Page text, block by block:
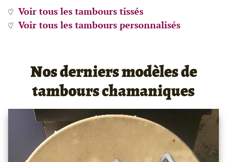
Voir tous les tambours tissés
Voir tous les tambours personnalisés
Nos derniers modèles de
tambours chamaniques